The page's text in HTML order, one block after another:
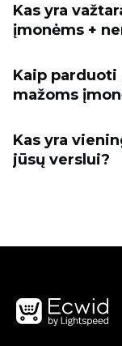
Kas yra
įmonėms +
Kaip parduoti
mažoms
Kas yra
jūsų verslui?